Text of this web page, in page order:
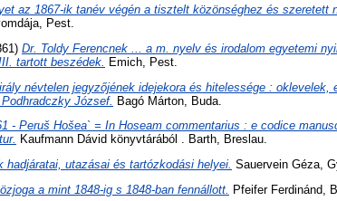
az 1867-ik tanév végén a tisztelt közönséghez és szeretett
Pest.
Dr. Toldy Ferencnek ... a m. nyelv és irodalom egyetemi
tartott beszédek. Emich, Pest.
névtelen jegyzőjének idejekora és hitelessége : oklevelek,
József. Bagó Márton, Buda.
- Peruš Hošea` = In Hoseam commentarius : e codice
Kaufmann Dávid könyvtárából . Barth, Breslau.
hadjáratai, utazásai és tartózkodási helyei. Sauervein Géza,
a mint 1848-ig s 1848-ban fennállott.
Pfeifer Ferdinánd,